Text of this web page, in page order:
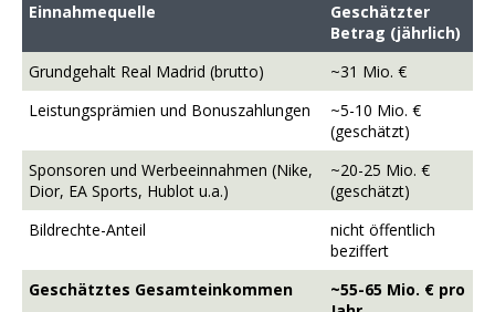
Einnahmequelle
Geschätzter
Betrag (jährlich)
Grundgehalt Real Madrid (brutto)
~31 Mio. €
Leistungsprämien und Bonuszahlungen
~5-10 Mio. €
(geschätzt)
Sponsoren und Werbeeinnahmen (Nike,
Dior, EA Sports, Hublot u.a.)
~20-25 Mio. €
(geschätzt)
Bildrechte-Anteil
nicht öffentlich
beziffert
Geschätztes Gesamteinkommen
~55-65 Mio. € pro